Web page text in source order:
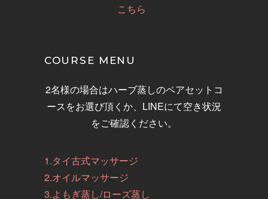
こちら
COURSE MENU
2名様の場合はハーブ蒸しのペアセットコ
ースをお選び頂くか、LINEにて空き状況
をご確認ください。
1.タイ古式マッサージ
2.オイルマッサージ
3.よもぎ蒸し/ローズ蒸し